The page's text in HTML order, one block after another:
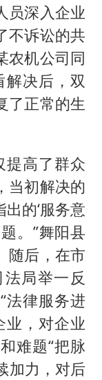
员深入企业
不诉讼的共
农机公司同
决后，双
了正常的生
提高了群众
当初解决的
的‘服务意
。”舞阳县
随后，在市
局举一反
法律服务进
业，对企业
难题“把脉
加力，对后